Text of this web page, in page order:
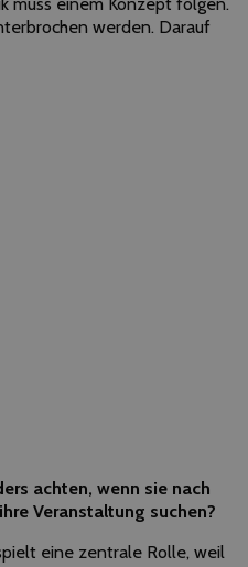
werden. Darauf
achten, wenn sie nach
Veranstaltung suchen?
eine zentrale Rolle, weil